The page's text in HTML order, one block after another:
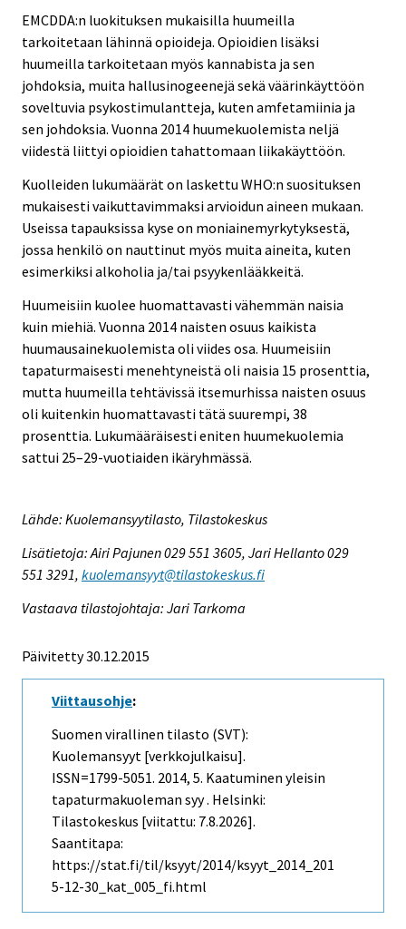
EMCDDA:n luokituksen mukaisilla huumeilla
tarkoitetaan lähinnä opioideja. Opioidien lisäksi
huumeilla tarkoitetaan myös kannabista ja sen
johdoksia, muita hallusinogeenejä sekä väärinkäyttöön
soveltuvia psykostimulantteja, kuten amfetamiinia ja
sen johdoksia. Vuonna 2014 huumekuolemista neljä
viidestä liittyi opioidien tahattomaan liikakäyttöön.
Kuolleiden lukumäärät on laskettu WHO:n suosituksen
mukaisesti vaikuttavimmaksi arvioidun aineen mukaan.
Useissa tapauksissa kyse on moniainemyrkytyksestä,
jossa henkilö on nauttinut myös muita aineita, kuten
esimerkiksi alkoholia ja/tai psyykenlääkkeitä.
Huumeisiin kuolee huomattavasti vähemmän naisia
kuin miehiä. Vuonna 2014 naisten osuus kaikista
huumausainekuolemista oli viides osa. Huumeisiin
tapaturmaisesti menehtyneistä oli naisia 15 prosenttia,
mutta huumeilla tehtävissä itsemurhissa naisten osuus
oli kuitenkin huomattavasti tätä suurempi, 38
prosenttia. Lukumääräisesti eniten huumekuolemia
sattui 25–29-vuotiaiden ikäryhmässä.
Lähde: Kuolemansyytilasto, Tilastokeskus
Lisätietoja: Airi Pajunen 029 551 3605, Jari Hellanto 029
551 3291, kuolemansyyt@tilastokeskus.fi
Vastaava tilastojohtaja: Jari Tarkoma
Päivitetty 30.12.2015
Viittausohje:
Suomen virallinen tilasto (SVT):
Kuolemansyyt [verkkojulkaisu].
ISSN=1799-5051. 2014, 5. Kaatuminen yleisin
tapaturmakuoleman syy . Helsinki:
Tilastokeskus [viitattu: 7.8.2026].
Saantitapa:
https://stat.fi/til/ksyyt/2014/ksyyt_2014_201
5-12-30_kat_005_fi.html